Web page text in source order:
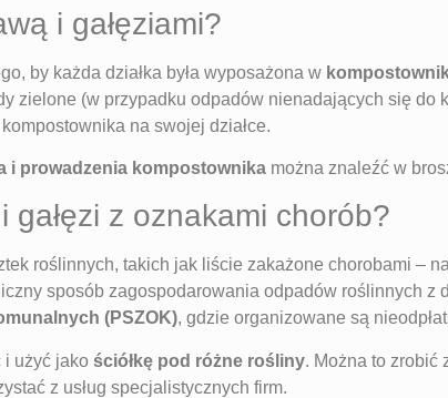
i gałęziami?
by każda działka była wyposażona w
zielone (w przypadku odpadów nienadających się do
na swojej działce.
i prowadzenia kompostownika można znaleźć w
gałęzi z oznakami chorób?
roślinnych, takich jak liście zakażone chorobami –
sposób zagospodarowania odpadów roślinnych z
(PSZOK), gdzie organizowane są
i użyć jakościółkę pod różne rośliny. Można to zrobić
z usług specjalistycznych firm.